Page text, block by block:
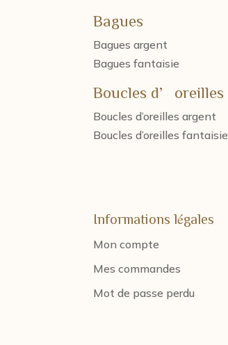
Bagues
Bagues argent
Bagues fantaisie
Boucles d’oreilles
Boucles d’oreilles argent
Boucles d’oreilles fantaisie
Informations légales
Mon compte
Mes commandes
Mot de passe perdu